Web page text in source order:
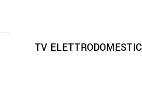
TV